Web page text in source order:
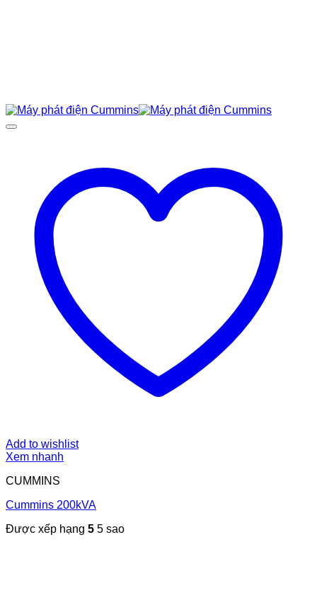
Add to wishlist
Xem nhanh
CUMMINS
Cummins 200kVA
Được xếp hạng 5 5 sao